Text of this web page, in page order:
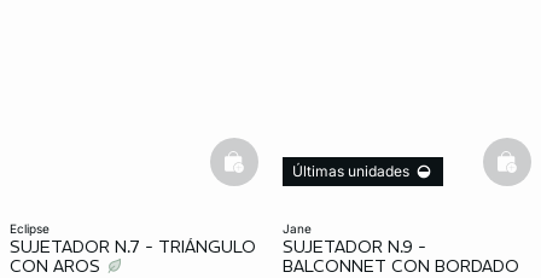
eclipse
SUJETADOR N.7 - TRIÁNGULO
CON AROS
basketfull
jane
SUJETADOR N.9 -
BALCONNET CON BORDADO
Últimas unidades